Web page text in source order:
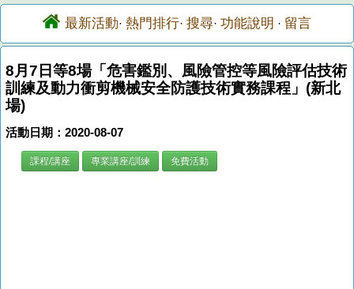
最新活動· 熱門排行· 搜尋· 功能說明 · 留言
8月7日等8場「危害鑑別、風險管控等風險評估技術
訓練及動力衝剪機械安全防護技術實務課程」(新北
場)
活動日期：2020-08-07
課程/講座 專業講座/訓練 免費活動